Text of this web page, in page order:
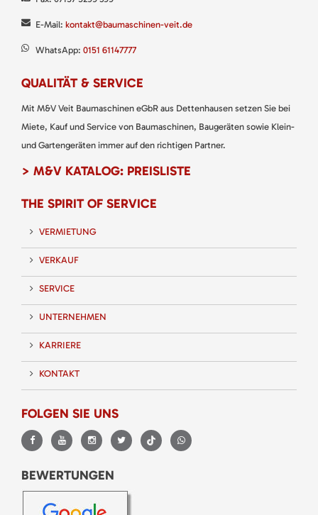
E-Mail: kontakt@baumaschinen-veit.de
WhatsApp: 0151 61147777
QUALITÄT & SERVICE
Mit M&V Veit Baumaschinen eGbR aus Dettenhausen setzen Sie bei
Miete, Kauf und Service von Baumaschinen, Baugeräten sowie Klein-
und Gartengeräten immer auf den richtigen Partner.
> M&V KATALOG: PREISLISTE
THE SPIRIT OF SERVICE
VERMIETUNG
VERKAUF
SERVICE
UNTERNEHMEN
KARRIERE
KONTAKT
FOLGEN SIE UNS
BEWERTUNGEN